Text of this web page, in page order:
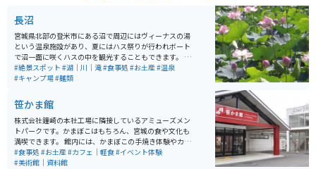
長沼
宮城県北部の登米市にある沼で周辺にはヴィーナスの湯
という温泉施設があり、夏にはハス祭りが行われボート
で沼一面に咲くハスの中を観光することもできます。 他
にはキャンプ場やボート場、物産館にアスレチックやロ
ーラー滑り台のあるオランダ風車が目印の長沼フートピ
おりませんが、春には風土マラソンという登米市の特産
品を味わいながら走るマラソン大会も開かれます。
#絶景スポット #湖｜川｜滝#食事処 #お土産#温泉
#キャンプ場#麺類
笹かま館
株式会社鐘崎の本社工場に隣接しているアミューズメン
トパークです。かまぼこはもちろん、宮城の食や文化も
満喫できます。 館内には、かまぼこの手焼き体験やカフ
ェ、ギフトショップ、カウンターでお酒と一緒にかまぼ
こを楽しめるお店もあります。予約制で工場見学も可能
#食事処 #お土産#カフェ｜軽食#イベント体験
#美術館｜資料館